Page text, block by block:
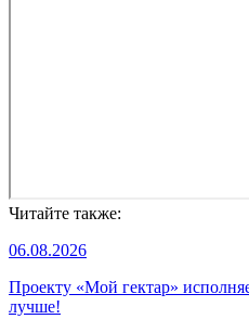
Читайте также:
06.08.2026
Проекту «Мой гектар»
лучше!